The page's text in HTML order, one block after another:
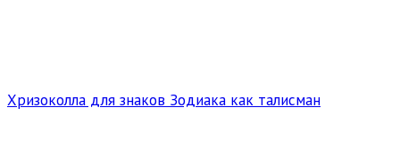
Хризоколла для знаков Зодиака как талисман